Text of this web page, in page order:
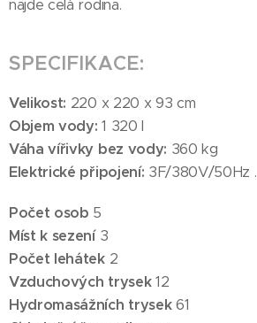
najde celá rodina.
SPECIFIKACE:
Velikost: 220 x 220 x 93 cm
Objem vody:1 320 l
Váha vířivky bez vody: 360 kg
Elektrické připojení: 3F/380V/50Hz .
Počet osob 5
Míst k sezení3
Počet lehátek2
Vzduchových trysek12
Hydromasážních trysek61